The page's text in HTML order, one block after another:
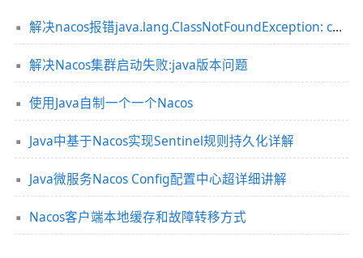
解决nacos报错java.lang.ClassNotFoundException: com.netflix.config.DynamicPropertyFactory的问题
解决Nacos集群启动失败:java版本问题
使用Java自制一个一个Nacos
Java中基于Nacos实现Sentinel规则持久化详解
Java微服务Nacos Config配置中心超详细讲解
Nacos客户端本地缓存和故障转移方式